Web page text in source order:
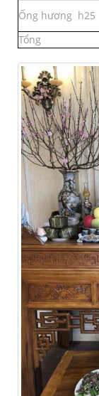
Ống hương h25
Tổng